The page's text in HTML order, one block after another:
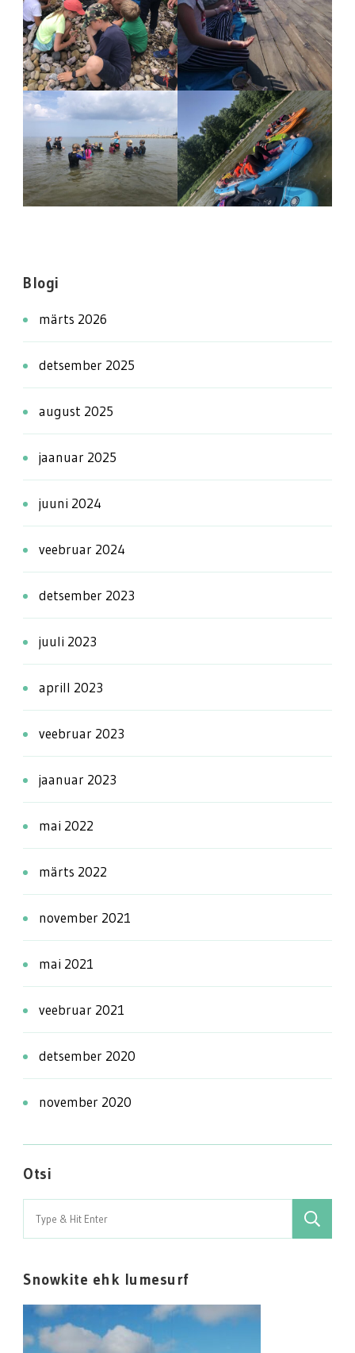
Blogi
märts 2026
detsember 2025
august 2025
jaanuar 2025
juuni 2024
veebruar 2024
detsember 2023
juuli 2023
aprill 2023
veebruar 2023
jaanuar 2023
mai 2022
märts 2022
november 2021
mai 2021
veebruar 2021
detsember 2020
november 2020
Otsi
Search
for:
Snowkite ehk lumesurf